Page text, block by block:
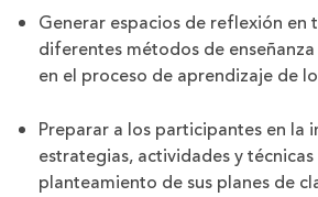
Generar espacios de reflexión en
diferentes métodos de
en el proceso de aprendizaje de
Preparar a los participantes en la
estrategias, actividades y
planteamiento de sus planes de